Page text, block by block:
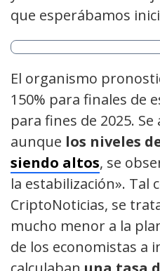
que esperábamos
El organismo
150% para finales de
para fines de 2025.
aunque los niveles
siendo altos, se
la estabilización». Tal
CriptoNoticias, se
mucho menor a la
de los economistas a